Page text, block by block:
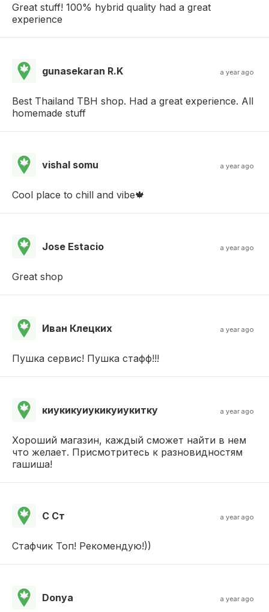
Great stuff! 100% hybrid quality had a great
experience
gunasekaran R.K a year ago
Best Thailand TBH shop. Had a great experience. All
homemade stuff
vishal somu a year ago
Cool place to chill and vibe🍁
Jose Estacio a year ago
Great shop
Иван Клецких a year ago
Пушка сервис! Пушка стафф!!!
киукикуиукикуиукитку a year ago
Хороший магазин, каждый сможет найти в нем
что желает. Присмотритесь к разновидностям
гашиша!
С Ст a year ago
Стафчик Топ! Рекомендую!))
Donya a year ago